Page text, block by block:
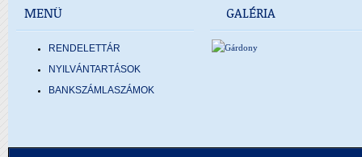
MENÜ
RENDELETTÁR
NYILVÁNTARTÁSOK
BANKSZÁMLASZÁMOK
GALÉRIA